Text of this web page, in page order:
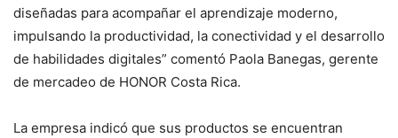
diseñadas para acompañar el aprendizaje moderno,
impulsando la productividad, la conectividad y el desarrollo
de habilidades digitales” comentó Paola Banegas, gerente
de mercadeo de HONOR Costa Rica.
La empresa indicó que sus productos se encuentran